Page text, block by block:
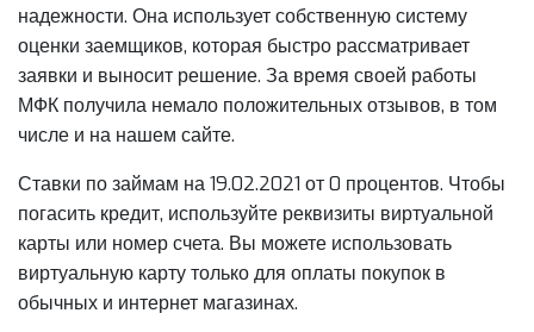
надежности. Она использует собственную систему
оценки заемщиков, которая быстро рассматривает
заявки и выносит решение. За время своей работы
МФК получила немало положительных отзывов, в том
числе и на нашем сайте.
Ставки по займам на 19.02.2021 от 0 процентов. Чтобы
погасить кредит, используйте реквизиты виртуальной
карты или номер счета. Вы можете использовать
виртуальную карту только для оплаты покупок в
обычных и интернет магазинах.